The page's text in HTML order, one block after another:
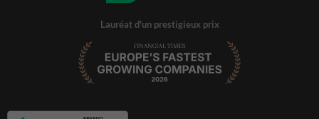
Lauréat d'un prestigieux prix